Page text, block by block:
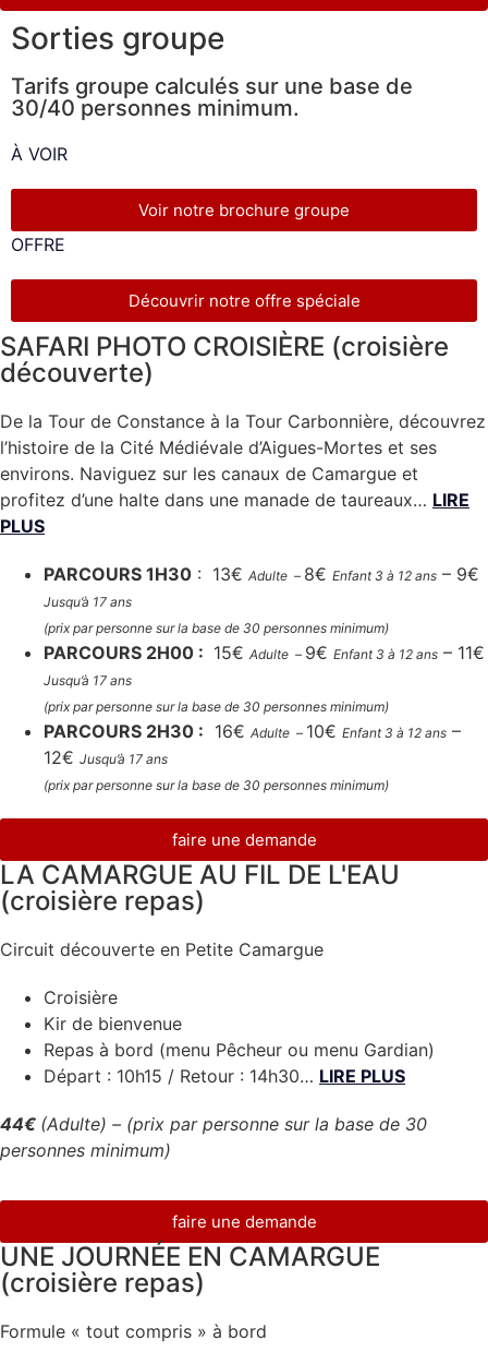
Sorties groupe
Tarifs groupe calculés sur une base de
30/40 personnes minimum.
À VOIR
Voir notre brochure groupe
OFFRE
Découvrir notre offre spéciale
SAFARI PHOTO CROISIÈRE (croisière
découverte)
De la Tour de Constance à la Tour Carbonnière, découvrez
l’histoire de la Cité Médiévale d’Aigues-Mortes et ses
environs. Naviguez sur les canaux de Camargue et
profitez d’une halte dans une manade de taureaux… LIRE
PLUS
PARCOURS 1H30 : 13€ Adulte – 8€ Enfant 3 à 12 ans – 9€
Jusqu’à 17 ans
(prix par personne sur la base de 30 personnes minimum)
PARCOURS 2H00 : 15€ Adulte – 9€ Enfant 3 à 12 ans – 11€
Jusqu’à 17 ans
(prix par personne sur la base de 30 personnes minimum)
PARCOURS 2H30 : 16€ Adulte – 10€ Enfant 3 à 12 ans –
12€ Jusqu’à 17 ans
(prix par personne sur la base de 30 personnes minimum)
faire une demande
LA CAMARGUE AU FIL DE L'EAU
(croisière repas)
Circuit découverte en Petite Camargue
Croisière
Kir de bienvenue
Repas à bord (menu Pêcheur ou menu Gardian)
Départ : 10h15 / Retour : 14h30… LIRE PLUS
44€ (Adulte) – (prix par personne sur la base de 30
personnes minimum)
faire une demande
UNE JOURNÉE EN CAMARGUE
(croisière repas)
Formule « tout compris » à bord